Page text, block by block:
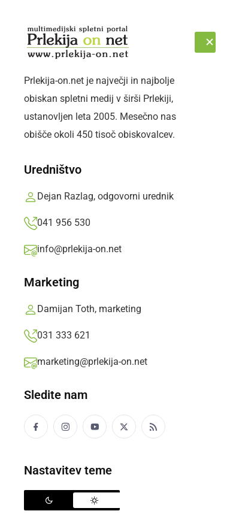
PETEK, 7. AVGUST 2026 Sledite nam:
Prlekija-on.net je največji in najbolje
obiskan spletni medij v širši Prlekiji,
ustanovljen leta 2005. Mesečno nas
obišče okoli 450 tisoč obiskovalcev.
Uredništvo
Dejan Razlag, odgovorni urednik
041 956 530
info@prlekija-on.net
Marketing
Damijan Toth, marketing
031 333 621
marketing@prlekija-on.net
Sledite nam
Nastavitev teme
Naslovnica ŠportNiklas Tamše postal
Niklas Tamše
Tekmovalci Karate kluba
državni prvak, Aleks Klobasa
ponedeljek, 14. november 2022
Izberite kot svoj prednostni vir na